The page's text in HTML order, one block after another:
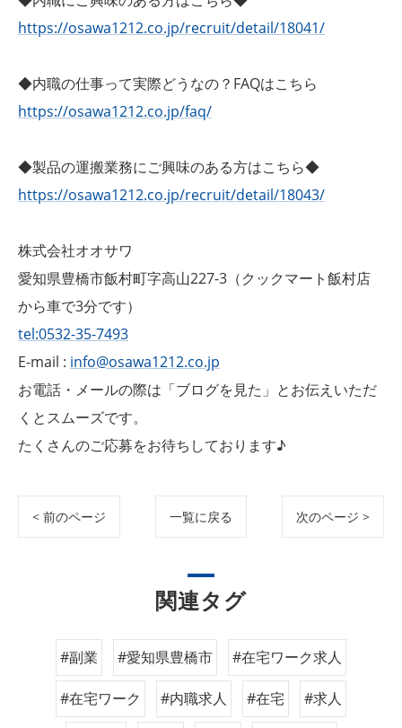
https://osawa1212.co.jp/recruit/detail/18041/
◆内職の仕事って実際どうなの？FAQはこちら
https://osawa1212.co.jp/faq/
◆製品の運搬業務にご興味のある方はこちら◆
https://osawa1212.co.jp/recruit/detail/18043/
株式会社オオサワ
愛知県豊橋市飯村町字高山227-3（クックマート飯村店
から車で3分です）
tel:0532-35-7493
E-mail : info@osawa1212.co.jp
お電話・メールの際は「ブログを見た」とお伝えいただ
くとスムーズです。
たくさんのご応募をお待ちしております♪
< 前のページ 一覧に戻る 次のページ >
関連タグ
#副業 #愛知県豊橋市 #在宅ワーク求人
#在宅ワーク #内職求人 #在宅 #求人